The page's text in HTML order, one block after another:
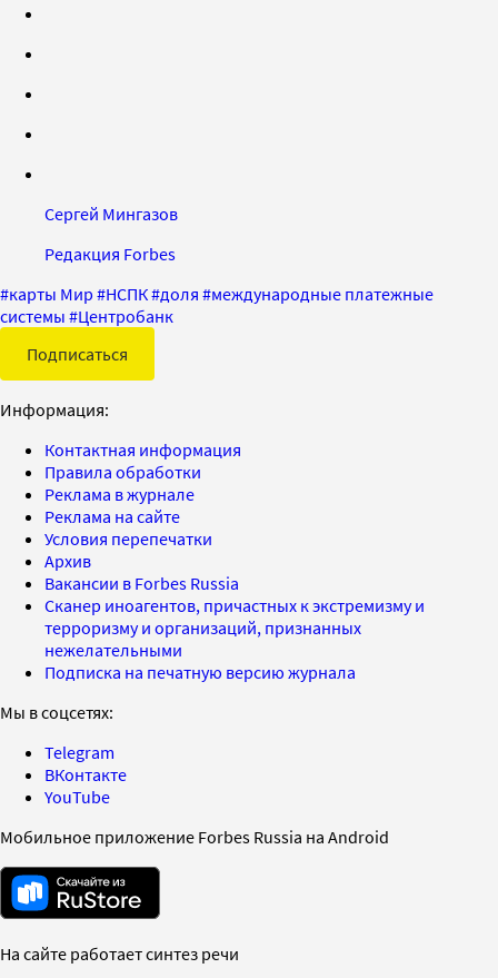
Сергей Мингазов
Редакция Forbes
#карты Мир #НСПК#доля #международные платежные
системы #Центробанк
Подписаться
Информация:
Контактная информация
Правила обработки
Реклама в журнале
Реклама на сайте
Условия перепечатки
Архив
Вакансии в Forbes Russia
Сканер иноагентов, причастных к экстремизму и
терроризму и организаций, признанных
нежелательными
Подписка на печатную версию журнала
Мы в соцсетях:
Telegram
ВКонтакте
YouTube
Мобильное приложение Forbes Russia на Android
На сайте работает синтез речи